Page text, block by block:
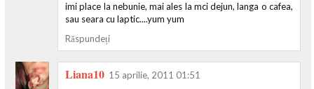
imi place la nebunie, mai ales la mci dejun, langa o cafea,
sau seara cu laptic....yum yum
Răspundeți
Liana10 15 aprilie, 2011 01:51